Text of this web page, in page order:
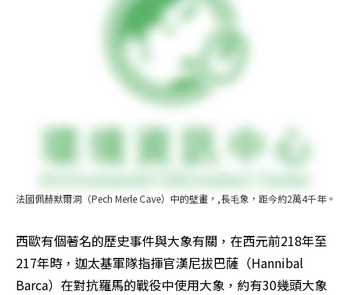
法國佩赫默爾洞（Pech Merle Cave）中的壁畫，,長毛象，距今約2萬4千年。
西歐有個著名的歷史事件與大象有關，在西元前218年至
217年時，迦太基軍隊指揮官漢尼拔巴薩（Hannibal
Barca）在對抗羅馬的戰役中使用大象，約有30幾頭大象